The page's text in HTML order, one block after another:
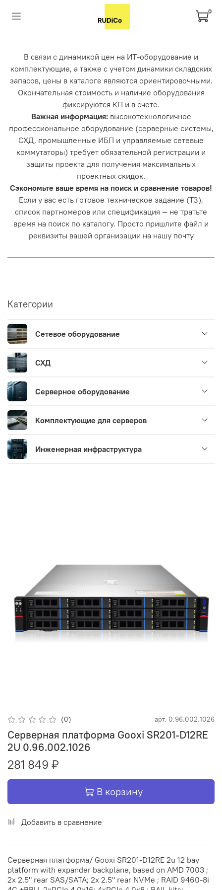
0
В связи с динамикой цен на ИТ-оборудование и
комплектующие, а также с учетом динамики складских
запасов, цены в каталоге являются ориентировочными.
Окончательная стоимость и наличие оборудования
фиксируются КП и в счете.
Важная информация: высокотехнологичное
профессиональное оборудование (серверные системы,
СХД, промышленные ИБП и управляемые сетевые
коммутаторы) требует обязательной регистрации и
защиты проекта для получения максимальных
проектных скидок.
Сэкономьте ваше время на поиск и сравнение товаров!
Если у вас есть готовое техническое задание (ТЗ),
список партномеров или спецификация — не тратьте
время на поиск по каталогу. Просто пришлите файл и
реквизиты вашей организации на нашу почту
Категории
Сетевое оборудование
СХД
Серверное оборудование
Комплектующие для серверов
Инженерная инфраструктура
(0) арт. 0.96.002.1026
Серверная платформа Gooxi SR201-D12RE
2U 0.96.002.1026
281 849 ₽
В корзину
Добавить в сравнение
Серверная платформа/ Gooxi SR201-D12RE 2u 12 bay
platform with expander backplane, based on AMD 7003 ;
2x 2.5" rear SAS/SATA; 2x 2.5" rear NVMe ; RAID 9460-8i